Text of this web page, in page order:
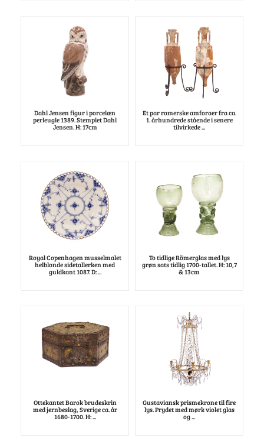
Dahl Jensen figur i porcelæn
perleugle 1389. Stemplet Dahl
Jensen. H: 17cm
Et par romerske amforaer fra ca.
1. århundrede stående i senere
tilvirkede ...
Royal Copenhagen musselmalet
helblonde sidetallerken med
guldkant 1087. D: ...
To tidlige Römerglas med lys
grøn sats tidlig 1700-tallet. H: 10,7
& 13cm
Ottekantet Barok brudeskrin
med jernbeslag, Sverige ca. år
1680-1700. H: ...
Gustaviansk prismekrone til fire
lys. Prydet med mørk violet glas
og ...